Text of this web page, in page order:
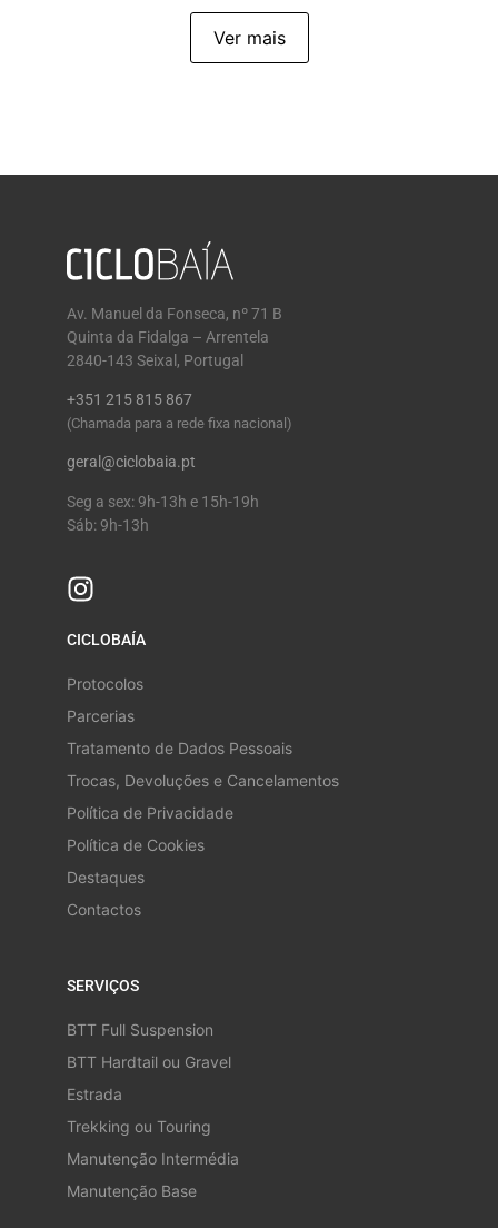
Ver mais
Av. Manuel da Fonseca, nº 71 B
Quinta da Fidalga – Arrentela
2840-143 Seixal, Portugal
+351 215 815 867
(Chamada para a rede fixa nacional)
geral@ciclobaia.pt
Seg a sex: 9h-13h e 15h-19h
Sáb: 9h-13h
CICLOBAÍA
Protocolos
Parcerias
Tratamento de Dados Pessoais
Trocas, Devoluções e Cancelamentos
Política de Privacidade
Política de Cookies
Destaques
Contactos
SERVIÇOS
BTT Full Suspension
BTT Hardtail ou Gravel
Estrada
Trekking ou Touring
Manutenção Intermédia
Manutenção Base